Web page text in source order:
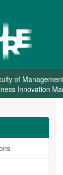
of
Innovation